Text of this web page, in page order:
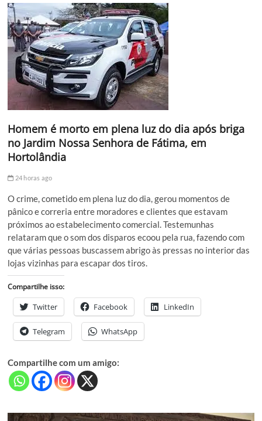
Homem é morto em plena luz do dia após briga
no Jardim Nossa Senhora de Fátima, em
Hortolândia
24 horas ago
O crime, cometido em plena luz do dia, gerou momentos de
pânico e correria entre moradores e clientes que estavam
próximos ao estabelecimento comercial. Testemunhas
relataram que o som dos disparos ecoou pela rua, fazendo com
que várias pessoas buscassem abrigo às pressas no interior das
lojas vizinhas para escapar dos tiros.
Compartilhe isso:
Twitter Facebook LinkedIn
Telegram WhatsApp
Compartilhe com um amigo: